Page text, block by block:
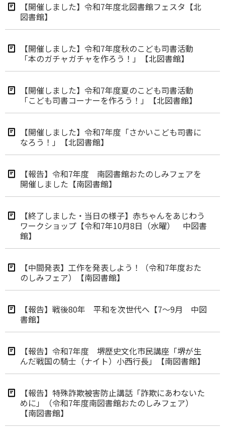
【開催しました】令和7年度北図書館フェスタ【北
図書館】
【開催しました】令和7年度秋のこども司書活動
「本のガチャガチャを作ろう！」【北図書館】
【開催しました】令和7年度夏のこども司書活動
「こども司書コーナーを作ろう！」【北図書館】
【開催しました】令和7年度「さかいこども司書に
なろう！」【北図書館】
【報告】令和7年度 南図書館おたのしみフェアを
開催しました【南図書館】
【終了しました・当日の様子】赤ちゃんをあじわう
ワークショップ【令和7年10月8日（水曜） 中図書
館】
【中間発表】工作を発表しよう！（令和7年度おた
のしみフェア）【南図書館】
【報告】戦後80年 平和を次世代へ【7～9月 中図
書館】
【報告】令和7年度 堺歴史文化市民講座「堺が生
んだ戦国の騎士（ナイト）小西行長」【南図書館】
【報告】特殊詐欺被害防止講話「詐欺にあわないた
めに」（令和7年度南図書館おたのしみフェア）
【南図書館】